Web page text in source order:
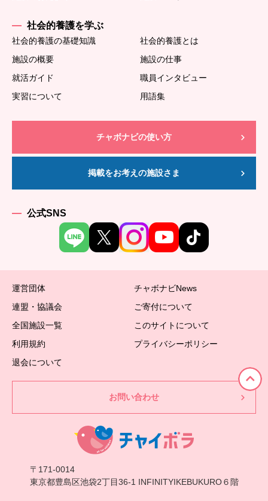
社会的養護を学ぶ
社会的養護の基礎知識
社会的養護とは
施設の概要
施設の仕事
就活ガイド
職員インタビュー
実習について
用語集
チャボナビの使い方
掲載をお考えの施設さま
公式SNS
運営団体
チャボナビNews
連盟・協議会
ご寄付について
全国施設一覧
このサイトについて
利用規約
プライバシーポリシー
退会について
お問い合わせ
〒171-0014
東京都豊島区池袋2丁目36-1 INFINITYIKEBUKURO６階